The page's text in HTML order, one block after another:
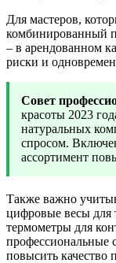
Для мастеров,
комбинированный
– в арендованном
риски и
Совет
красоты 2023
натуральных
спросом.
ассортимент
Также важно
цифровые весы для
термометры для
профессиональные
повысить качество